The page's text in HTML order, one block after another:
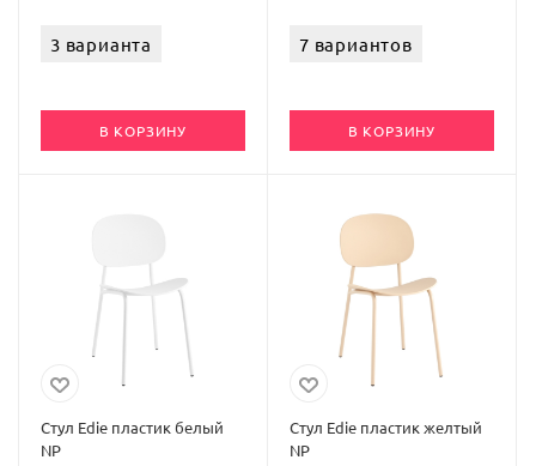
3 варианта
В КОРЗИНУ
7 вариантов
В КОРЗИНУ
Стул Edie пластик белый
NP
Стул Edie пластик желтый
NP